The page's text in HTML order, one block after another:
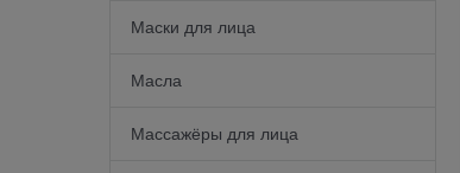
Маски для лица
Масла
Массажёры для лица